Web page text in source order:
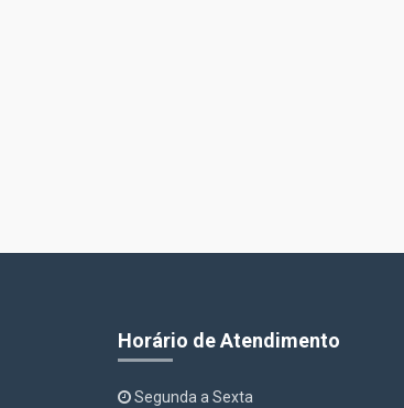
Horário de Atendimento
Segunda a Sexta